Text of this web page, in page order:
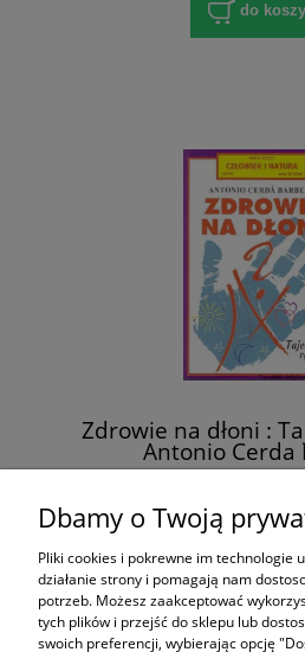
do
Zdrowie na dłoni :
Antonio Cerda
do
Dbamy o Twoją
Pliki cookies i pokrewne im technologie
działanie strony i pomagają nam
potrzeb. Możesz zaakceptować
tych plików i przejść do sklepu lub
swoich preferencji, wybierając opcję